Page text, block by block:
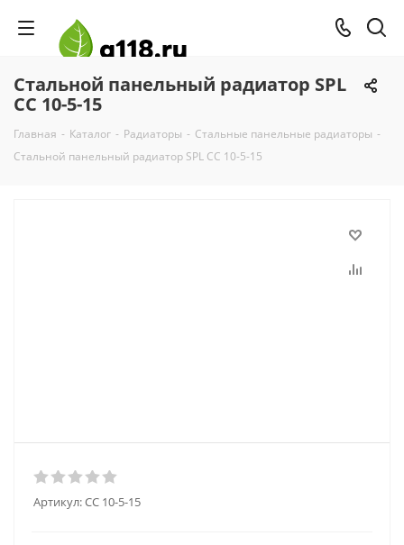
Стальной панельный радиатор SPL
CC 10-5-15
Главная - Каталог - Радиаторы - Стальные панельные радиаторы -
Стальной панельный радиатор SPL CC 10-5-15
Артикул:CC 10-5-15